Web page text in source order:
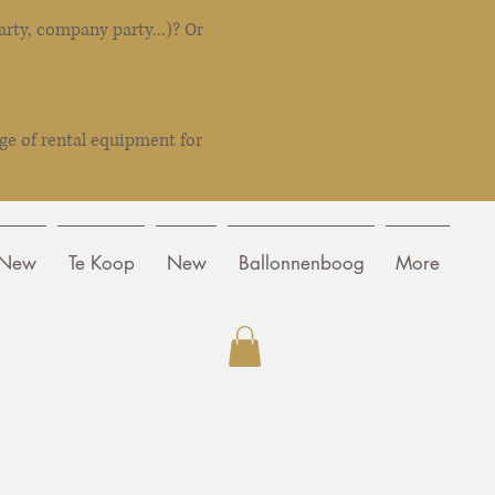
company party...)? Or
of rental equipment for
Te Koop New Ballonnenboog More